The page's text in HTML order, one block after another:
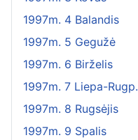
1997m. 4 Balandis
1997m. 5 Gegužė
1997m. 6 Birželis
1997m. 7 Liepa-Rugp.
1997m. 8 Rugsėjis
1997m. 9 Spalis